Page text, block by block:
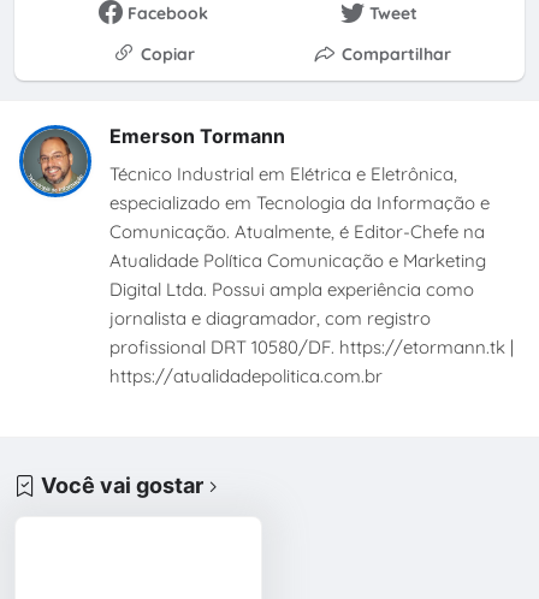
Facebook
Tweet
Copiar
Compartilhar
Emerson Tormann
Técnico Industrial em Elétrica e Eletrônica,
especializado em Tecnologia da Informação e
Comunicação. Atualmente, é Editor-Chefe na
Atualidade Política Comunicação e Marketing
Digital Ltda. Possui ampla experiência como
jornalista e diagramador, com registro
profissional DRT 10580/DF. https://etormann.tk |
https://atualidadepolitica.com.br
Você vai gostar